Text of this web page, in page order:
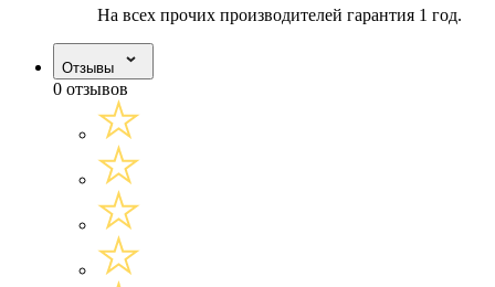
На всех прочих производителей гарантия 1 год.
Отзывы
0 отзывов